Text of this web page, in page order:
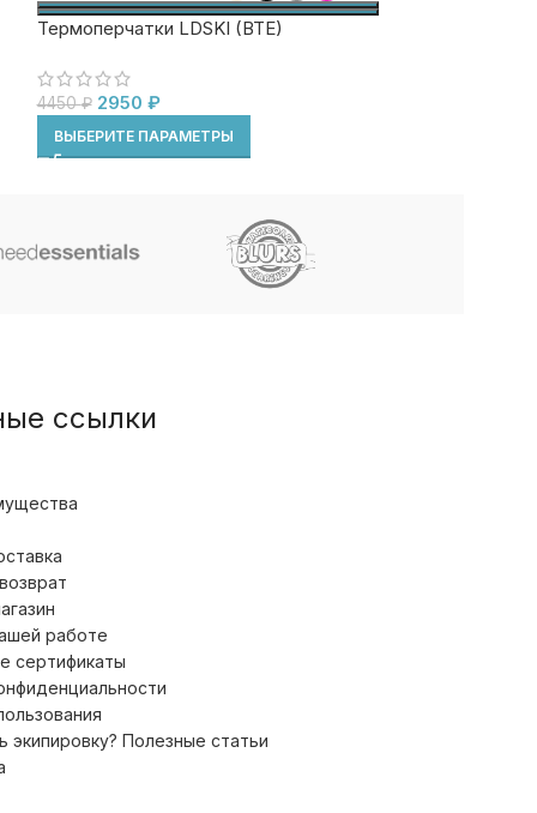
Термоперчатки LDSKI (BTE)
4450₽ 2950 ₽
ВЫБЕРИТЕ ПАРАМЕТРЫ
ссылки
работе
сертификаты
экипировку? Полезные статьи